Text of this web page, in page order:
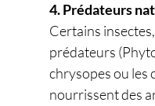
4. Prédateurs
Certains
prédateurs
chrysopes ou les
nourrissent des